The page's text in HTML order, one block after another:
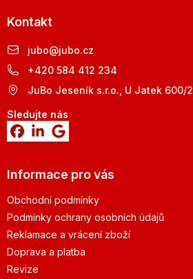
Kontakt
jubo@jubo.cz
+420 584 412 234
JuBo Jeseník s.r.o., U Jatek 600/2
Sledujte nás
Informace pro vás
Obchodní podmínky
Podmínky ochrany osobních údajů
Reklamace a vrácení zboží
Doprava a platba
Revize